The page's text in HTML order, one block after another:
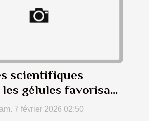
scientifiques
gélules favorisant
poids
7 février 2026 02:50